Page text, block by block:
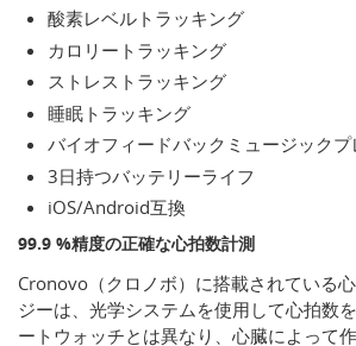
酸素レベルトラッキング
カロリートラッキング
ストレストラッキング
睡眠トラッキング
バイオフィードバックミュージックプ
3日持つバッテリーライフ
iOS/Android互換
99.9 %精度の正確な心拍数計測
Cronovo（クロノボ）に搭載されている
ジーは、光学システムを使用して心拍数
ートウォッチとは異なり、心臓によって